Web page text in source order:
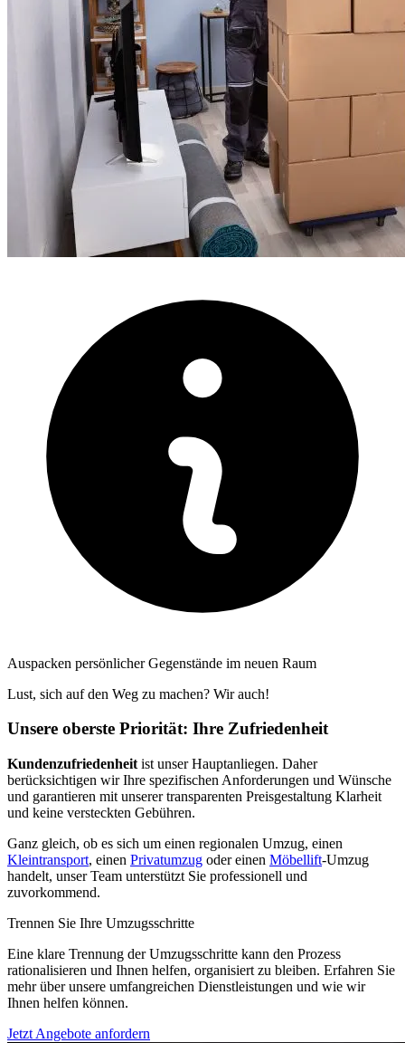
Auspacken persönlicher Gegenstände im neuen Raum
Lust, sich auf den Weg zu machen? Wir auch!
Unsere oberste Priorität: Ihre Zufriedenheit
Kundenzufriedenheit ist unser Hauptanliegen. Daher
berücksichtigen wir Ihre spezifischen Anforderungen und Wünsche
und garantieren mit unserer transparenten Preisgestaltung Klarheit
und keine versteckten Gebühren.
Ganz gleich, ob es sich um einen regionalen Umzug, einen
Kleintransport, einen Privatumzug oder einen Möbellift-Umzug
handelt, unser Team unterstützt Sie professionell und
zuvorkommend.
Trennen Sie Ihre Umzugsschritte
Eine klare Trennung der Umzugsschritte kann den Prozess
rationalisieren und Ihnen helfen, organisiert zu bleiben. Erfahren Sie
mehr über unsere umfangreichen Dienstleistungen und wie wir
Ihnen helfen können.
Jetzt Angebote anfordern